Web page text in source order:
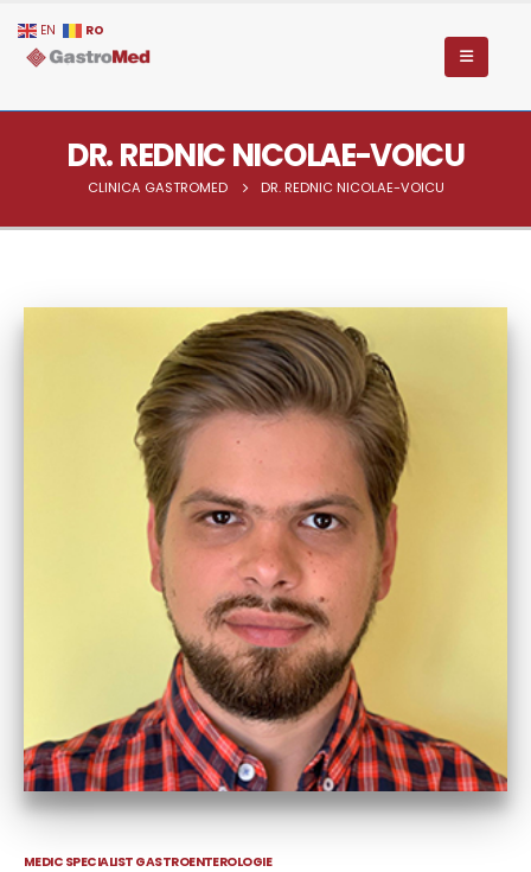
DR. REDNIC NICOLAE-VOICU
CLINICA GASTROMED DR. REDNIC NICOLAE-VOICU
MEDIC SPECIALIST GASTROENTEROLOGIE
EN RO